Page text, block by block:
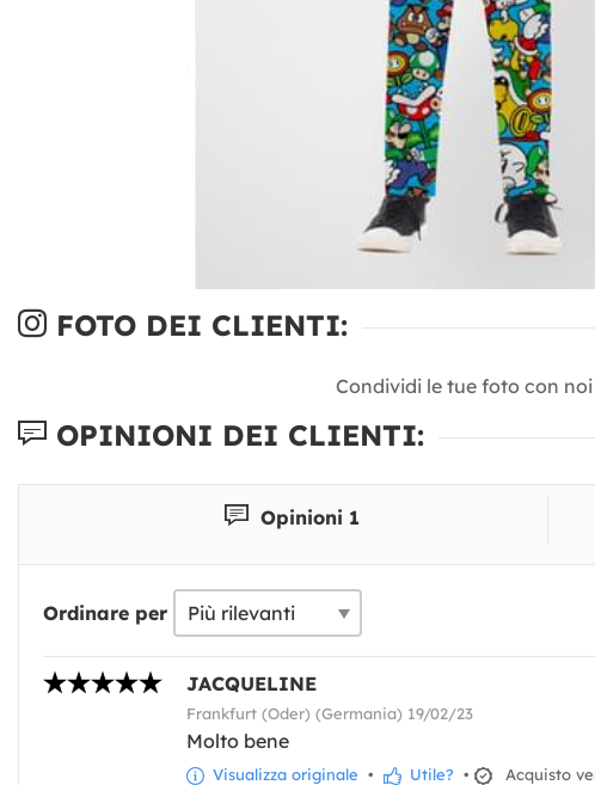
FOTO DEI CLIENTI:
Condividi le tue foto con noi
OPINIONI DEI CLIENTI:
Opinioni 1
Ordinare per
JACQUELINE
Frankfurt (Oder) (Germania) 19/02/23
Molto bene
Visualizza originale • Utile? • Acquisto